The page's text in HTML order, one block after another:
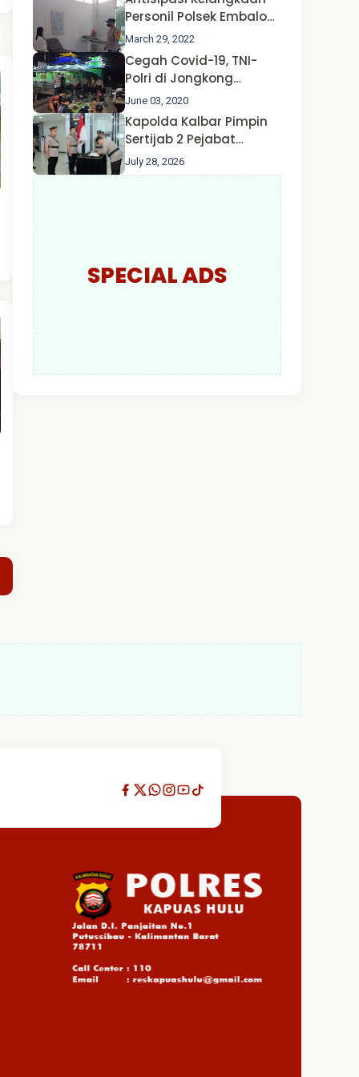
Nusa II Polda Kalbar*
Personil Polsek Embaloh
Hulu Gencar Lakukan
Pengecekan Oksigen
March 29, 2022
Cegah Covid-19, TNI-
Polri di Jongkong
Himbau Masyarakat
Jangan Kumpul Hinga
Larut Malam.
June 03, 2020
Kapolda Kalbar Pimpin
Sertijab 2 Pejabat
Utama dan 7 Kapolres,
AKBP Wisnu Perdana
July 28, 2026
SPECIAL ADS